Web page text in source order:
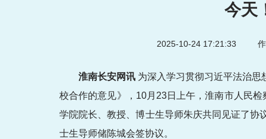
今天
2025-10-24 17:21:33 作
淮南长安网讯 为深入学习贯彻习近平法治
校合作的意见》，10月23日上午，淮南市人民
学院院长、教授、博士生导师朱庆共同见证了
士生导师储陈城会签协议。